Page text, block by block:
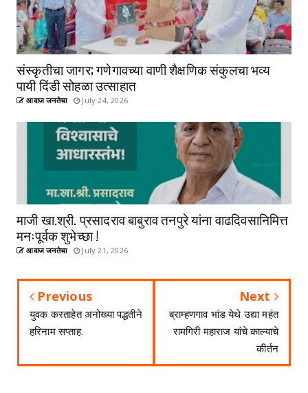
संस्कृतीचा जागर; गणेगावच्या वाणी शैक्षणिक संकुलचा भव्य
पायी दिंडी सोहळा उत्साहात
आवाज जनतेचा July 24, 2026
माजी खा.श्री. प्रसादराव बाबुराव तनपुरे यांना वाढदिवसानिमित्त
मनःपूर्वक शुभेच्छा !
आवाज जनतेचा July 21, 2026
Previous
युवक करताहेत अनोख्या पद्धतीने
हरिनाम सप्ताह.
Next
ब्राम्हणगाव भांड येथे उद्या महंत
रामगिरी महाराज यांचे काल्याचे
कीर्तन